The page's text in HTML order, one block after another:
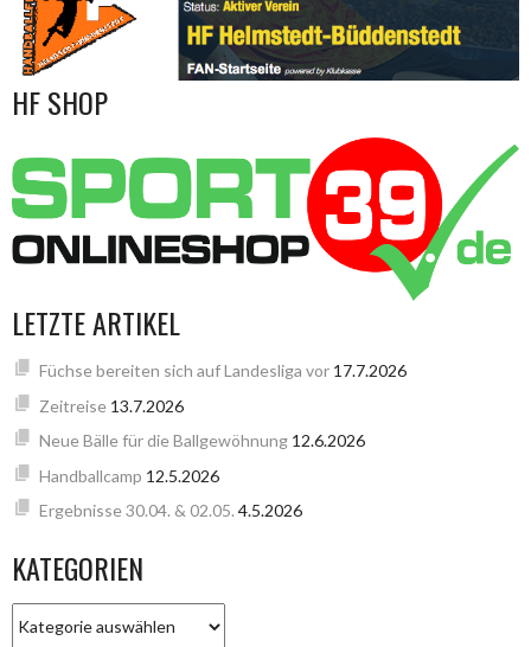
HF SHOP
LETZTE ARTIKEL
Füchse bereiten sich auf Landesliga vor 17.7.2026
Zeitreise 13.7.2026
Neue Bälle für die Ballgewöhnung 12.6.2026
Handballcamp 12.5.2026
Ergebnisse 30.04. & 02.05. 4.5.2026
KATEGORIEN